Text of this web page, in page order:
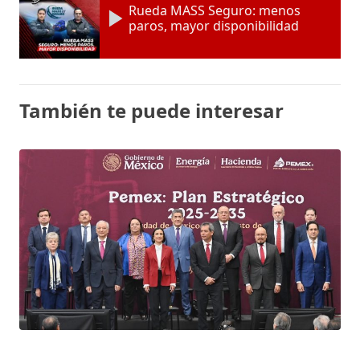
Rueda MASS Seguro: menos
paros, mayor disponibilidad
También te puede interesar